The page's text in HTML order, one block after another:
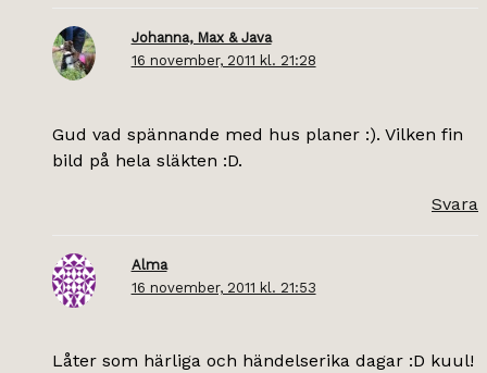
Johanna, Max & Java
16 november, 2011 kl. 21:28
Gud vad spännande med hus planer :). Vilken fin
bild på hela släkten :D.
Svara
Alma
16 november, 2011 kl. 21:53
Låter som härliga och händelserika dagar :D kuul!